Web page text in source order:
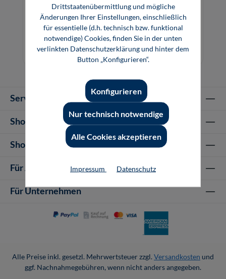
Richten mit Walzenrichtmaschinen
29,80 €*
Service-Hotline
Shop Informationen
Shop-Service
Für Autor-/innen
Für Unternehmen
Alle Preise inkl. gesetzl. Mehrwertsteuer zzgl. Versandkosten und
ggf. Nachnahmegebühren, wenn nicht anders angegeben.
Drittstaatenübermittlung und mögliche
Änderungen Ihrer Einstellungen, einschließlich
für essentielle (d.h. technisch bzw. funktional
notwendige) Cookies, finden Sie in der unten
verlinkten Datenschutzerklärung und hinter dem
Button „Konfigurieren“.
Nur technisch notwendige
Konfigurieren
Alle Cookies akzeptieren
Impressum Datenschutz